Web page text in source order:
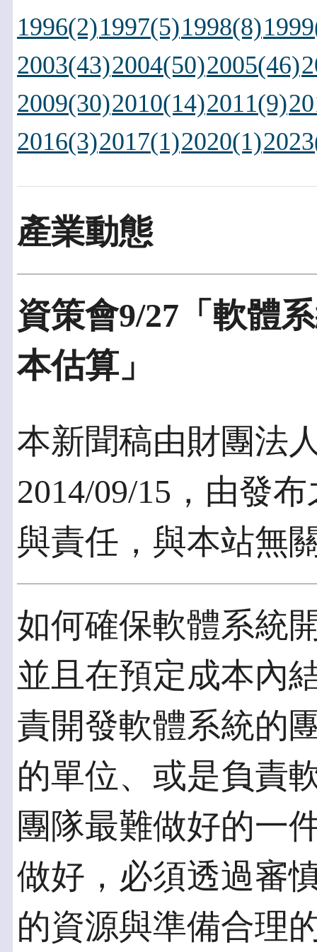
1996(2)1997(5)1998(8)
2003(43)2004(50)2005(46)
2009(30)2010(14)2011(9)
2016(3)2017(1)2020(1)
產業動態
資策會9/27「軟體
本估算」
本新聞稿由財團法
2014/09/15，由發
與責任，與本站無
如何確保軟體系統
並且在預定成本內
責開發軟體系統的
的單位、或是負責
團隊最難做好的一
做好，必須透過審
的資源與準備合理